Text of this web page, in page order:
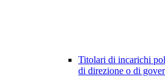
Titolari di incarichi
di direzione o di